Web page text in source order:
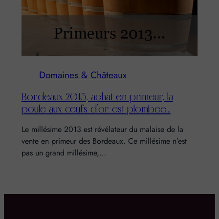
Domaines & Châteaux
Bordeaux 2013, achat en primeur, la
poule aux œufs d’or est plombée…
Le millésime 2013 est révélateur du malaise de la
vente en primeur des Bordeaux. Ce millésime n’est
pas un grand millésime,…